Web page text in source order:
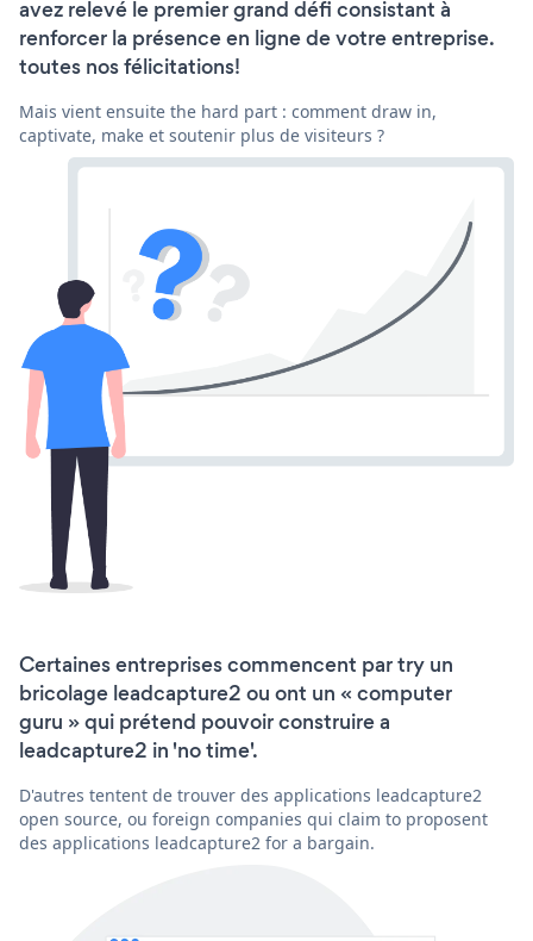
avez relevé le premier grand défi consistant à
renforcer la présence en ligne de votre entreprise.
toutes nos félicitations!
Mais vient ensuite the hard part : comment draw in,
captivate, make et soutenir plus de visiteurs ?
Certaines entreprises commencent par try un
bricolage leadcapture2 ou ont un « computer
guru » qui prétend pouvoir construire a
leadcapture2 in 'no time'.
D'autres tentent de trouver des applications leadcapture2
open source, ou foreign companies qui claim to proposent
des applications leadcapture2 for a bargain.